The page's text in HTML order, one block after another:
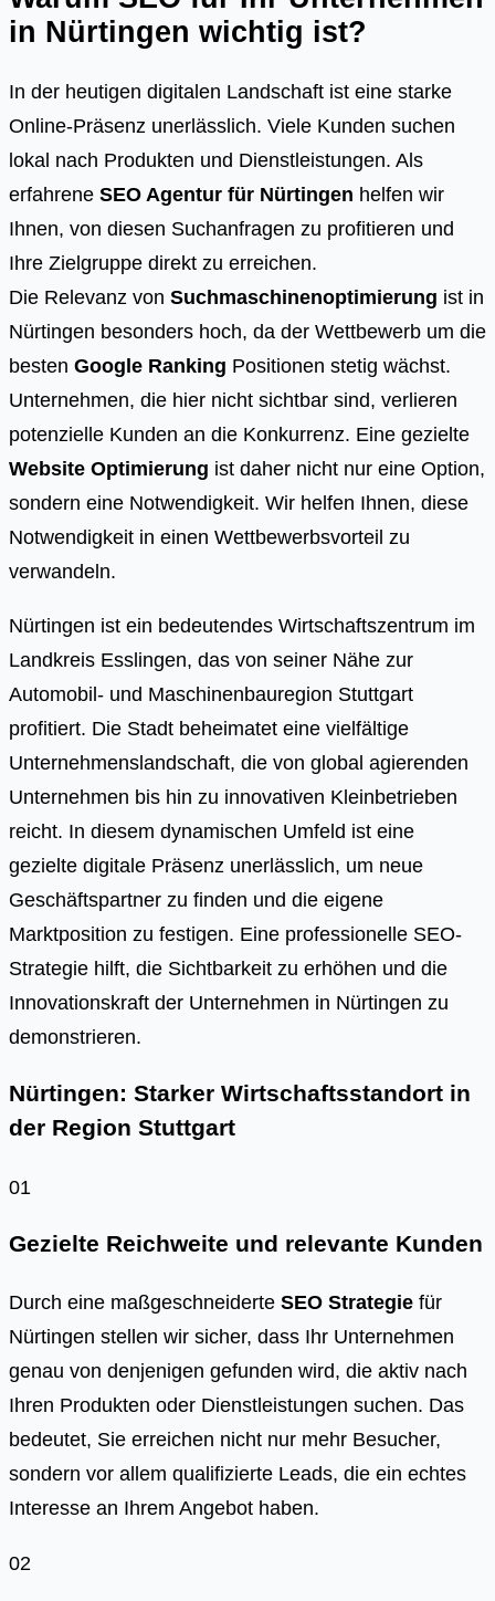
in Nürtingen wichtig ist?
In der heutigen digitalen Landschaft ist eine starke
Online-Präsenz unerlässlich. Viele Kunden suchen
lokal nach Produkten und Dienstleistungen. Als
erfahrene SEO Agentur für Nürtingen helfen wir
Ihnen, von diesen Suchanfragen zu profitieren und
Ihre Zielgruppe direkt zu erreichen.
Die Relevanz von Suchmaschinenoptimierung ist in
Nürtingen besonders hoch, da der Wettbewerb um die
besten Google Ranking Positionen stetig wächst.
Unternehmen, die hier nicht sichtbar sind, verlieren
potenzielle Kunden an die Konkurrenz. Eine gezielte
Website Optimierung ist daher nicht nur eine Option,
sondern eine Notwendigkeit. Wir helfen Ihnen, diese
Notwendigkeit in einen Wettbewerbsvorteil zu
verwandeln.
Nürtingen ist ein bedeutendes Wirtschaftszentrum im
Landkreis Esslingen, das von seiner Nähe zur
Automobil- und Maschinenbauregion Stuttgart
profitiert. Die Stadt beheimatet eine vielfältige
Unternehmenslandschaft, die von global agierenden
Unternehmen bis hin zu innovativen Kleinbetrieben
reicht. In diesem dynamischen Umfeld ist eine
gezielte digitale Präsenz unerlässlich, um neue
Geschäftspartner zu finden und die eigene
Marktposition zu festigen. Eine professionelle SEO-
Strategie hilft, die Sichtbarkeit zu erhöhen und die
Innovationskraft der Unternehmen in Nürtingen zu
demonstrieren.
Nürtingen: Starker Wirtschaftsstandort in
der Region Stuttgart
01
Gezielte Reichweite und relevante Kunden
Durch eine maßgeschneiderte SEO Strategie für
Nürtingen stellen wir sicher, dass Ihr Unternehmen
genau von denjenigen gefunden wird, die aktiv nach
Ihren Produkten oder Dienstleistungen suchen. Das
bedeutet, Sie erreichen nicht nur mehr Besucher,
sondern vor allem qualifizierte Leads, die ein echtes
Interesse an Ihrem Angebot haben.
02